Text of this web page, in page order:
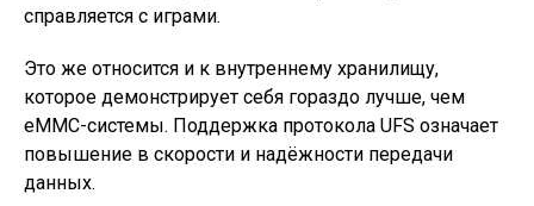
справляется с играми.
Это же относится и к внутреннему хранилищу,
которое демонстрирует себя гораздо лучше, чем
eMMC-системы. Поддержка протокола UFS означает
повышение в скорости и надёжности передачи
данных.